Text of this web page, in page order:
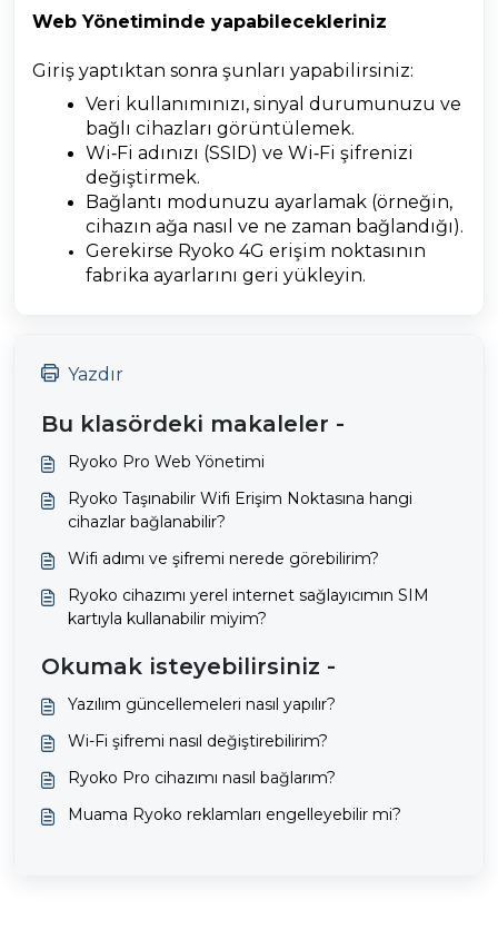
Web Yönetiminde yapabilecekleriniz
Giriş yaptıktan sonra şunları yapabilirsiniz:
Veri kullanımınızı, sinyal durumunuzu ve
bağlı cihazları görüntülemek.
Wi‑Fi adınızı (SSID) ve Wi‑Fi şifrenizi
değiştirmek.
Bağlantı modunuzu ayarlamak (örneğin,
cihazın ağa nasıl ve ne zaman bağlandığı).
Gerekirse Ryoko 4G erişim noktasının
fabrika ayarlarını geri yükleyin.
Yazdır
Bu klasördeki makaleler -
Ryoko Pro Web Yönetimi
Ryoko Taşınabilir Wifi Erişim Noktasına hangi
cihazlar bağlanabilir?
Wifi adımı ve şifremi nerede görebilirim?
Ryoko cihazımı yerel internet sağlayıcımın SIM
kartıyla kullanabilir miyim?
Okumak isteyebilirsiniz -
Yazılım güncellemeleri nasıl yapılır?
Wi-Fi şifremi nasıl değiştirebilirim?
Ryoko Pro cihazımı nasıl bağlarım?
Muama Ryoko reklamları engelleyebilir mi?